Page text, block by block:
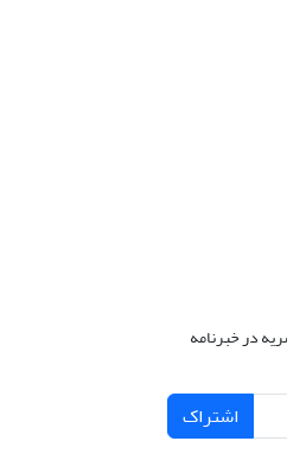
در خبرنامه
اشتراک